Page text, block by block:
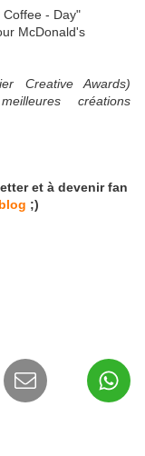
- Day"
McDonald's
Creative Awards)
créations
et à devenir fan
;)